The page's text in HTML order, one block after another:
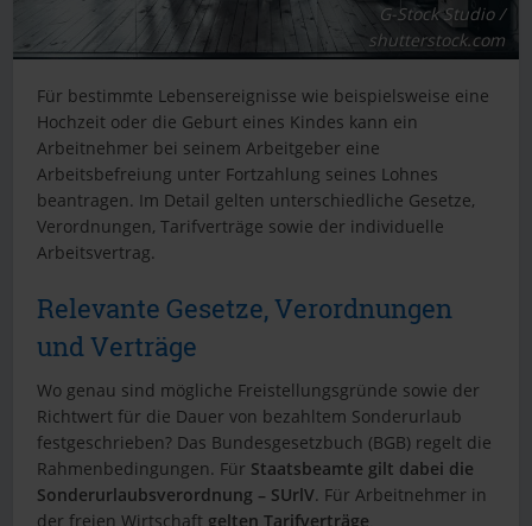
G-Stock Studio /
shutterstock.com
Für bestimmte Lebensereignisse wie beispielsweise eine
Hochzeit oder die Geburt eines Kindes kann ein
Arbeitnehmer bei seinem Arbeitgeber eine
Arbeitsbefreiung unter Fortzahlung seines Lohnes
beantragen. Im Detail gelten unterschiedliche Gesetze,
Verordnungen, Tarifverträge sowie der individuelle
Arbeitsvertrag.
Relevante Gesetze, Verordnungen
und Verträge
Wo genau sind mögliche Freistellungsgründe sowie der
Richtwert für die Dauer von bezahltem Sonderurlaub
festgeschrieben? Das Bundesgesetzbuch (BGB) regelt die
Rahmenbedingungen. Für Staatsbeamte gilt dabei die
Sonderurlaubsverordnung – SUrlV. Für Arbeitnehmer in
der freien Wirtschaft gelten Tarifverträge,